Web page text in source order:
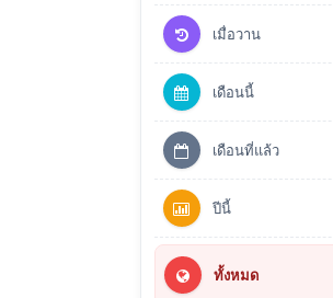
เมื่อวาน
เดือนนี้
เดือนที่แล้ว
ปีนี้
ทั้งหมด